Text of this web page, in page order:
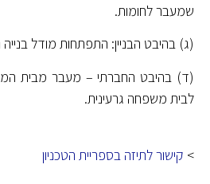
שמעבר לחומות.
(ג) בהיבט הבניין: התפתחות מודל בנייה
(ד) בהיבט החברתי – מעבר מבית
לבית משפחה גרעינית.
> קישור לתיזה בספריית הטכניון